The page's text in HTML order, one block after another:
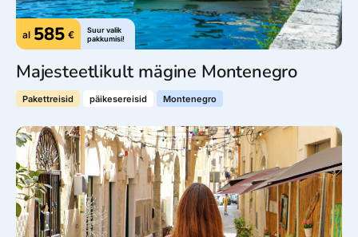
al 585 €
Suur valik
pakkumisi!
Majesteetlikult mägine Montenegro
Pakettreisid päikesereisid Montenegro